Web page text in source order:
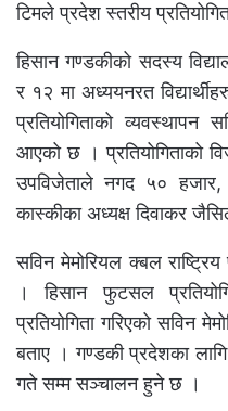
टिमले प्रदेश स्तरीय
हिसान गण्डकीको सदस्य
र १२ मा अध्ययनरत
प्रतियोगिताको
आएको छ । प्रतियोगिताको
उपविजेताले नगद ५० हजार,
कास्कीका अध्यक्ष दिवाकर
सविन मेमोरियल क्बल
। हिसान फुटसल
प्रतियोगिता गरिएको सविन
बताए । गण्डकी प्रदेशका
गते सम्म सञ्चालन हुने छ ।